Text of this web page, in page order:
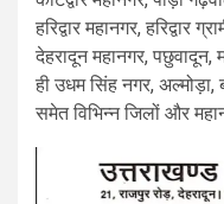
हरिद्वार महानगर, हरिद्वार
देहरादून महानगर,
ही उधम सिंह नगर, अल्मोड़ा,
समेत विभिन्न जिलों और